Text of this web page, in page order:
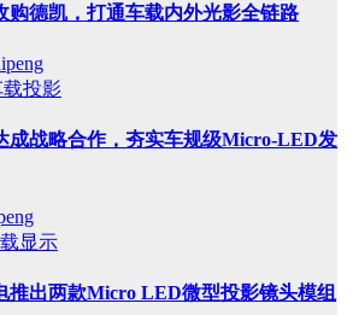
购德凯，打通车载内外光影全链路
载投影
成战略合作，夯实车规级Micro-LED发
显示
推出两款Micro LED微型投影镜头模组